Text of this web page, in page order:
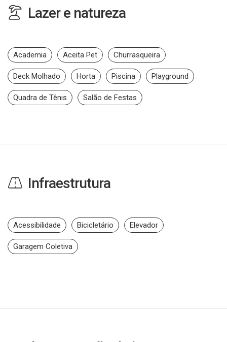
Lazer e natureza
Academia Aceita Pet Churrasqueira
Deck Molhado Horta Piscina Playground
Quadra de Tênis Salão de Festas
Infraestrutura
Acessibilidade Bicicletário Elevador
Garagem Coletiva